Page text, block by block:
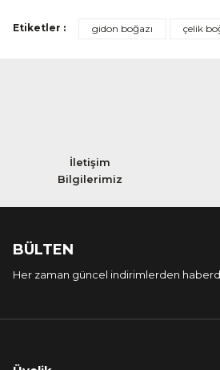
Etiketler : gidon boğazı çelik
İletişim
Bilgilerimiz
BÜLTEN
Her zaman güncel indirimlerden